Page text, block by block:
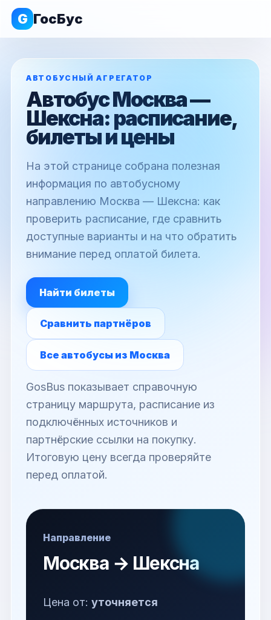
G ГосБус
АВТОБУСНЫЙ АГРЕГАТОР
Автобус Москва —
Шексна: расписание,
билеты и цены
На этой странице собрана полезная
информация по автобусному
направлению Москва — Шексна: как
проверить расписание, где сравнить
доступные варианты и на что обратить
внимание перед оплатой билета.
Найти билеты
Сравнить партнёров
Все автобусы из Москва
GosBus показывает справочную
страницу маршрута, расписание из
подключённых источников и
партнёрские ссылки на покупку.
Итоговую цену всегда проверяйте
перед оплатой.
Направление
Москва → Шексна
Цена от: уточняется